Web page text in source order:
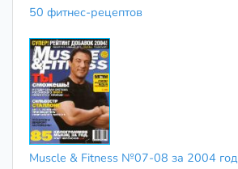
50 фитнес-рецептов
Muscle & Fitness №07-08 за 2004 год